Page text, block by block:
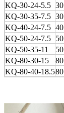
KQ-30-24-5.5 30
KQ-30-35-7.5 30
KQ-40-24-7.5 40
KQ-50-24-7.5 50
KQ-50-35-11
50
KQ-80-30-15
80
KQ-80-40-18.580